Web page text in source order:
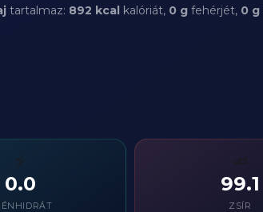
tartalmaz: 892 kcal kalóriát, 0 g fehérjét, 0 g
⚡
0.0 99.1
ZSÍR